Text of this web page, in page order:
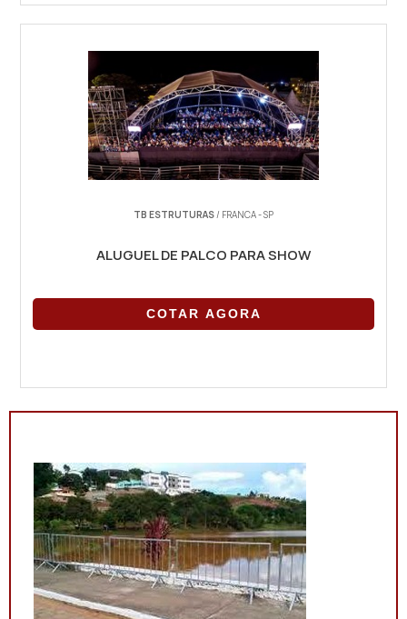
TB ESTRUTURAS/ FRANCA - SP
ALUGUEL DE PALCO PARA SHOW
COTAR AGORA